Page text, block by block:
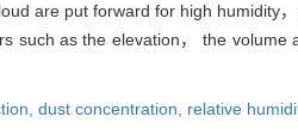
are put forward for high humidity
such as the elevation， the
dust concentration, relative